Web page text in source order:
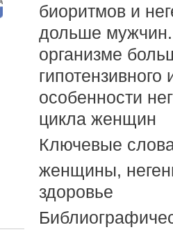
биоритмов и
дольше мужчин.
организме
особенности
цикла женщин
Ключевые
женщины,
здоровье